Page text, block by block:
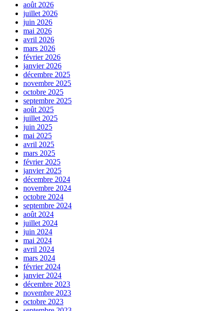
août 2026
juillet 2026
juin 2026
mai 2026
avril 2026
mars 2026
février 2026
janvier 2026
décembre 2025
novembre 2025
octobre 2025
septembre 2025
août 2025
juillet 2025
juin 2025
mai 2025
avril 2025
mars 2025
février 2025
janvier 2025
décembre 2024
novembre 2024
octobre 2024
septembre 2024
août 2024
juillet 2024
juin 2024
mai 2024
avril 2024
mars 2024
février 2024
janvier 2024
décembre 2023
novembre 2023
octobre 2023